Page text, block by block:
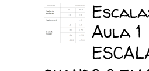
Aula 1